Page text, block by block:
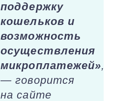
поддержку
кошельков и
возможность
осуществления
микроплатежей»,
— говорится
на сайте